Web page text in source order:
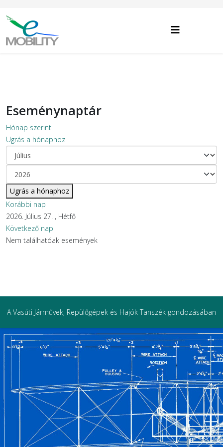
Eseménynaptár
Hónap szerint
Ugrás a hónaphoz
Ugrás a hónaphoz
Korábbi nap
2026. Július 27. , Hétfő
Következő nap
Nem találhatóak események
A Vasúti Járművek, Repülőgépek és Hajók Tanszék gondozásában